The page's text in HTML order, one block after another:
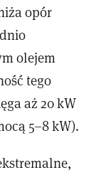
opór
olejem
tego
aż 20 kW
5–8 kW).